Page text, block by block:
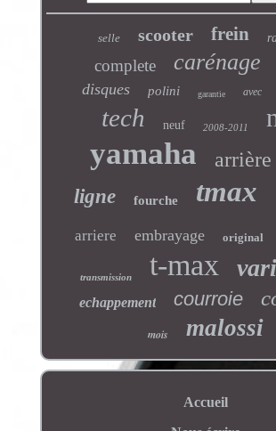
selle scooter frein
complete carénage
disques polini garantie avec
tech neuf 2008-2011
yamaha arrière
ligne fourche tmax
arriere embrayage original
transmission t-max
echappement courroie
mois malossi
Accueil